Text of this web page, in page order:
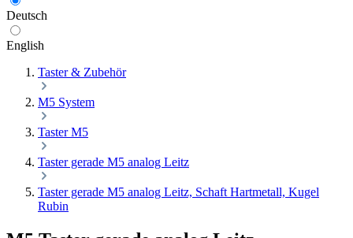
Deutsch
English
Taster & Zubehör
M5 System
Taster M5
Taster gerade M5 analog Leitz
Taster gerade M5 analog Leitz, Schaft Hartmetall, Kugel
Rubin